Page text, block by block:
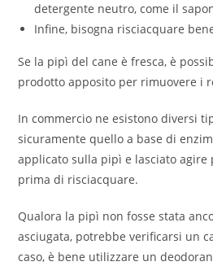
detergente neutro, come il
Infine, bisogna risciacquare
Se la pipì del cane è fresca, è
prodotto apposito per rimuovere i
In commercio ne esistono diversi
sicuramente quello a base di
applicato sulla pipì e lasciato
prima di risciacquare.
Qualora la pipì non fosse stata
asciugata, potrebbe verificarsi un
caso, è bene utilizzare un